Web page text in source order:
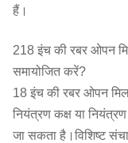
हैं।
218 इंच की रबर ओपन
समायोजित करें?
18 इंच की रबर ओपन
नियंत्रण कक्ष या
जा सकता है।विशिष्ट